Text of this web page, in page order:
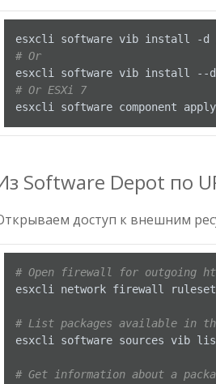
# Or
# Or ESXi 7
esxcli software component
Software Depot по
доступ к внешним
# Open firewall for outgoing
esxcli network firewall ruleset
# List packages available in
esxcli software sources vib list -
# Get information about a